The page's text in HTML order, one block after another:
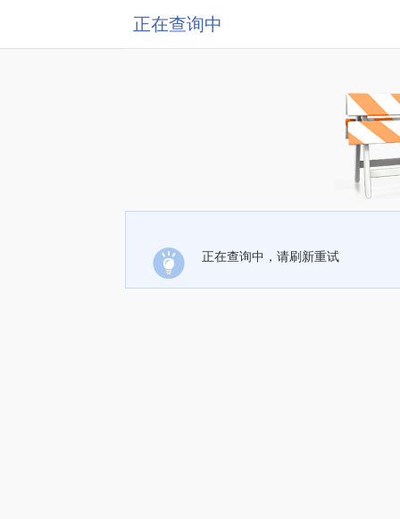
正在查询中
正在查询中，请刷新重试